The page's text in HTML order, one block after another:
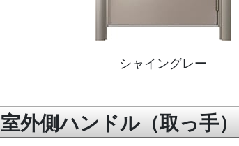
シャイングレー
室外側ハンドル（取っ手）